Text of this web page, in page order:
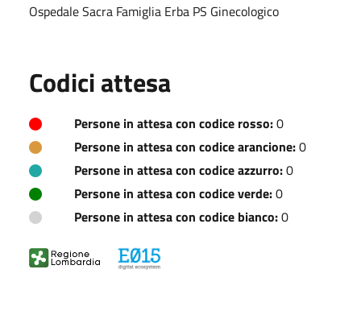
Ospedale Sacra Famiglia Erba PS Ginecologico
Codici attesa
Persone in attesa con codice rosso:0
Persone in attesa con codice arancione:0
Persone in attesa con codice azzurro:0
Persone in attesa con codice verde:0
Persone in attesa con codice bianco:0